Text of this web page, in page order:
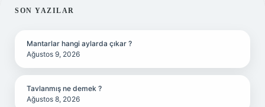
SIDEBAR
SON YAZILAR
Mantarlar hangi aylarda çıkar ?
Ağustos 9, 2026
Tavlanmış ne demek ?
Ağustos 8, 2026